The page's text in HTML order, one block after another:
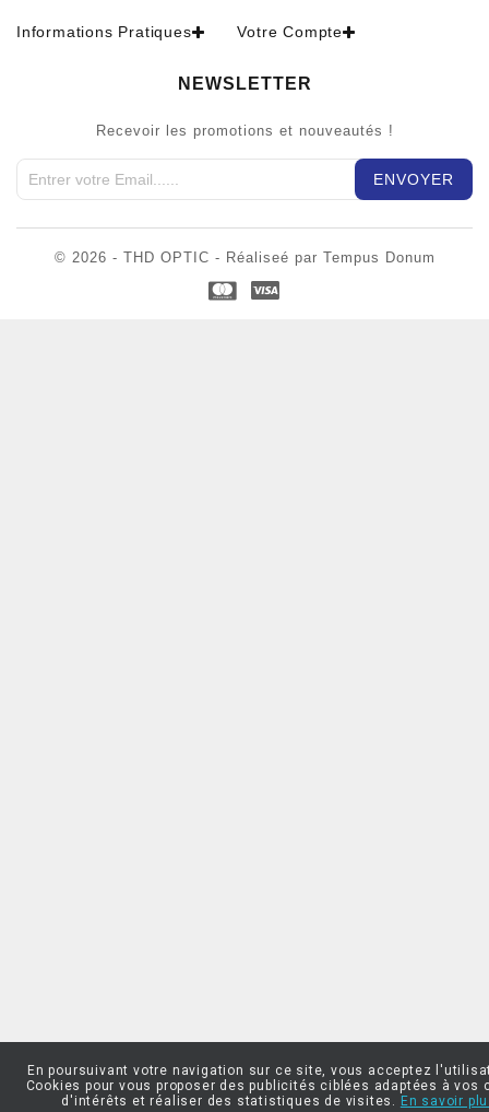
Informations Pratiques Votre Compte
NEWSLETTER
Recevoir les promotions et nouveautés !
© 2026 - THD OPTIC - Réaliseé par Tempus Donum
En poursuivant votre navigation sur ce site, vous acceptez
Cookies pour vous proposer des publicités ciblées adaptées à vos
d'intérêts et réaliser des statistiques de visites. En savoir